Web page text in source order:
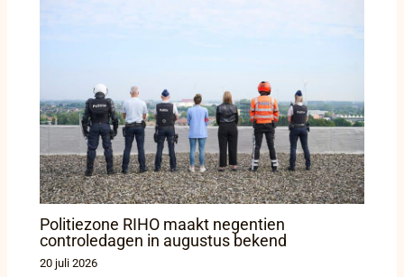
Politiezone RIHO maakt negentien
controledagen in augustus bekend
20 juli 2026